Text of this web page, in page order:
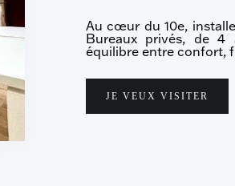
Au cœur du 10e,
Bureaux privés, de
équilibre entre confort,
JE VEUX VISITER